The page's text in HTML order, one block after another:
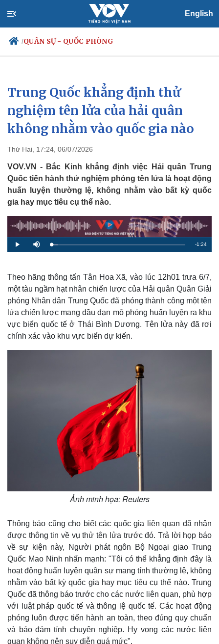
English
/QUÂN SỰ - QUỐC PHÒNG
Chính trị
Đảng
Tổ chức nhân sự
Quốc hội
Nhận diện sự thật
Xã hội
Tin 24h
Dự báo thời tiết
Giáo dục
Dấu ấn VOV
Trung Quốc khẳng định thử
nghiệm tên lửa của hải quân
không nhằm vào quốc gia nào
Thứ Hai, 17:24, 06/07/2026
VOV.VN - Bắc Kinh khẳng định việc Hải quân Trung
Quốc tiến hành thử nghiệm phóng tên lửa là hoạt động
huấn luyện thường lệ, không nhằm vào bất kỳ quốc
gia hay mục tiêu cụ thể nào.
P
l
M
u
L
o
:
4
8
%
R
a
i
-1:24
Theo hãng thông tấn Tân Hoa Xã, vào lúc 12h01 trưa 6/7,
một tàu ngầm hạt nhân chiến lược của Hải quân Quân Giải
phóng Nhân dân Trung Quốc đã phóng thành công một tên
lửa chiến lược mang đầu đạn mô phỏng huấn luyện ra khu
vực biển quốc tế ở Thái Bình Dương. Tên lửa này đã rơi
chính xác vào khu vực biển dự kiến.
Ảnh minh họa: Reuters
Thông báo cũng cho biết các quốc gia liên quan đã nhận
được thông tin về vụ thử tên lửa trước đó. Trả lời họp báo
về sự kiện này, Người phát ngôn Bộ Ngoại giao Trung
Quốc Mao Ninh nhấn mạnh: "Tôi có thể khẳng định đây là
hoạt động huấn luyện quân sự mang tính thường lệ, không
nhằm vào bất kỳ quốc gia hay mục tiêu cụ thể nào. Trung
Quốc đã thông báo trước cho các nước liên quan, phù hợp
với luật pháp quốc tế và thông lệ quốc tế. Các hoạt động
phóng luôn được tiến hành an toàn, theo đúng quy chuẩn
và bảo đảm tính chuyên nghiệp. Hy vọng các nước liên
quan không nên suy diễn quá mức".